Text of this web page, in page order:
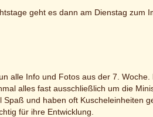
geht es dann am Dienstag zum
alle Info und Fotos aus der 7.
alles fast ausschließlich um die
und haben oft Kuscheleinheiten
für ihre Entwicklung.